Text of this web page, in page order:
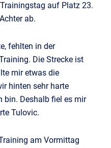
auf Platz 23.
ab.
fehlten in der
Die Strecke ist
mir etwas die
hinten sehr harte
bin. Deshalb fiel es mir
Tulovic.
am Vormittag